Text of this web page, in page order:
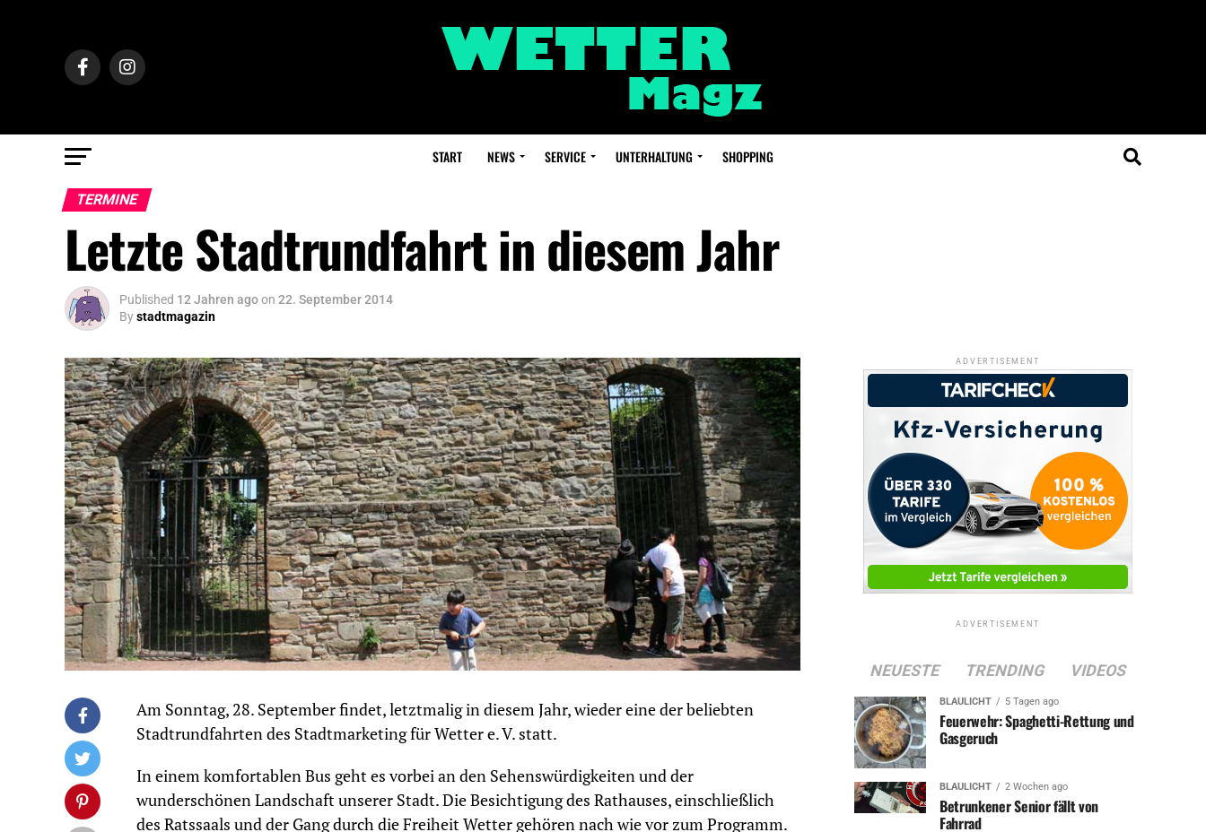
START NEWS SERVICE UNTERHALTUNG SHOPPING
TERMINE
Letzte Stadtrundfahrt in diesem Jahr
Published 12 Jahren agoon 22. September 2014
Bystadtmagazin
Am Sonntag, 28. September findet, letztmalig in diesem Jahr, wieder eine der beliebten
Stadtrundfahrten des Stadtmarketing für Wetter e. V. statt.
In einem komfortablen Bus geht es vorbei an den Sehenswürdigkeiten und der
wunderschönen Landschaft unserer Stadt. Die Besichtigung des Rathauses, einschließlich
des Ratssaals und der Gang durch die Freiheit Wetter gehören nach wie vor zum Programm.
ADVERTISEMENT
ADVERTISEMENT
NEUESTE TRENDING VIDEOS
BLAULICHT 5 Tagen ago
Feuerwehr: Spaghetti-Rettung und
Gasgeruch
BLAULICHT 2 Wochen ago
Betrunkener Senior fällt von
Fahrrad